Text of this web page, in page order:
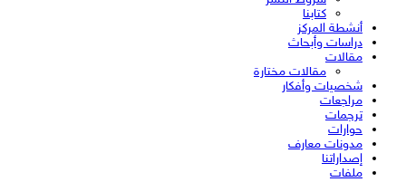
كتابنا
أنشطة المركز
دراسات وأبحاث
مقالات
مقالات مختارة
شخصيات وأفكار
مراجعات
ترجمات
حوارات
مدونات معارف
إصداراتنا
ملفات